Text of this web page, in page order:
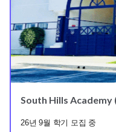
South Hills Academy
26년 9월 학기 모집 중